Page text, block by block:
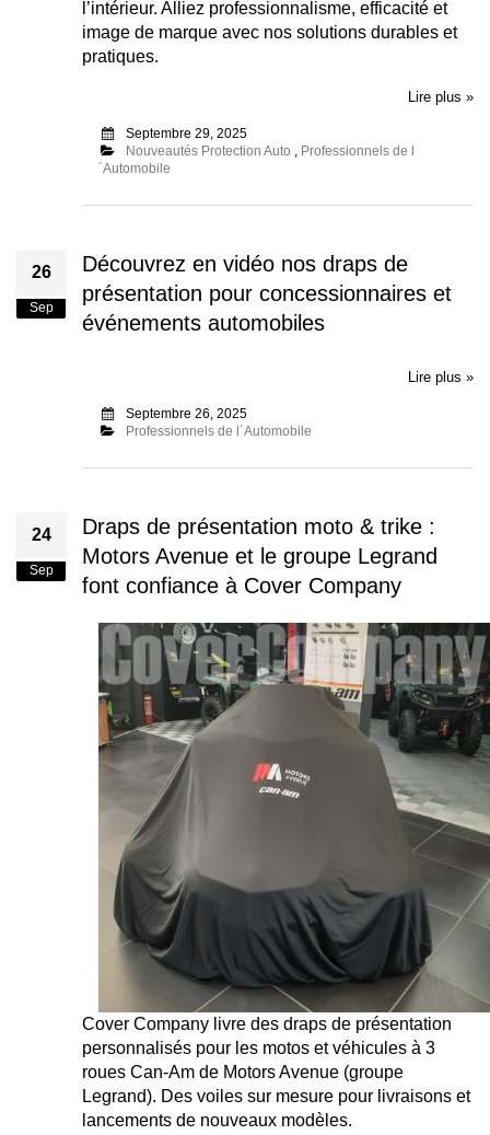
l’intérieur. Alliez professionnalisme, efficacité et
image de marque avec nos solutions durables et
pratiques.
Lire plus »
Septembre 29, 2025
Nouveautés Protection Auto
Professionnels de l
´Automobile
26
Sep
Découvrez en vidéo nos draps de
présentation pour concessionnaires et
événements automobiles
Lire plus »
Septembre 26, 2025
Professionnels de l´Automobile
24
Sep
Draps de présentation moto & trike :
Motors Avenue et le groupe Legrand
font confiance à Cover Company
Cover Company livre des draps de présentation
personnalisés pour les motos et véhicules à 3
roues Can-Am de Motors Avenue (groupe
Legrand). Des voiles sur mesure pour livraisons et
lancements de nouveaux modèles.